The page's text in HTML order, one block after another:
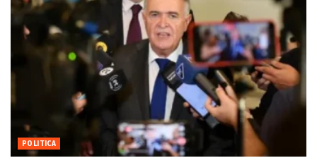
POLITICA